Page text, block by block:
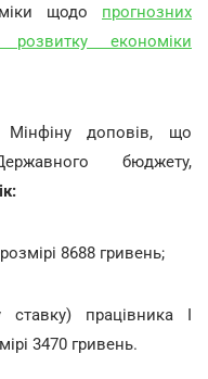
щодо прогнозних
розвитку економіки
доповів, що
бюджету,
8688 гривень;
працівника І
3470 гривень.